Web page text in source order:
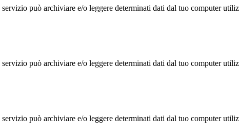
può archiviare e/o leggere determinati dati dal tuo computer
può archiviare e/o leggere determinati dati dal tuo computer
può archiviare e/o leggere determinati dati dal tuo computer